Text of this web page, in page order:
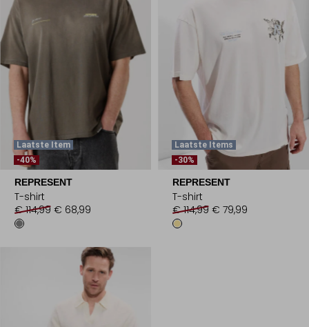
Laatste Item
-40%
REPRESENT
T-shirt
€ 114,99 € 68,99
Laatste Items
-30%
REPRESENT
T-shirt
€ 114,99 € 79,99